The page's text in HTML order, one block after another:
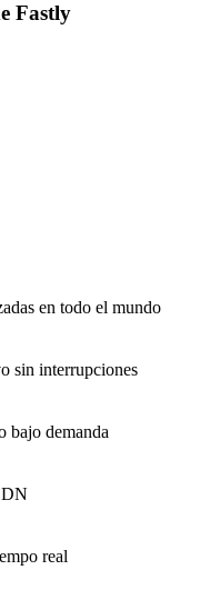
Fastly
en todo el mundo
sin interrupciones
bajo demanda
real